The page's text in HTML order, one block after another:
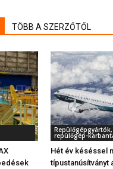
TÖBB A SZERZŐTŐL
repülőgép-
Hét év késéssel
típustanúsítványt